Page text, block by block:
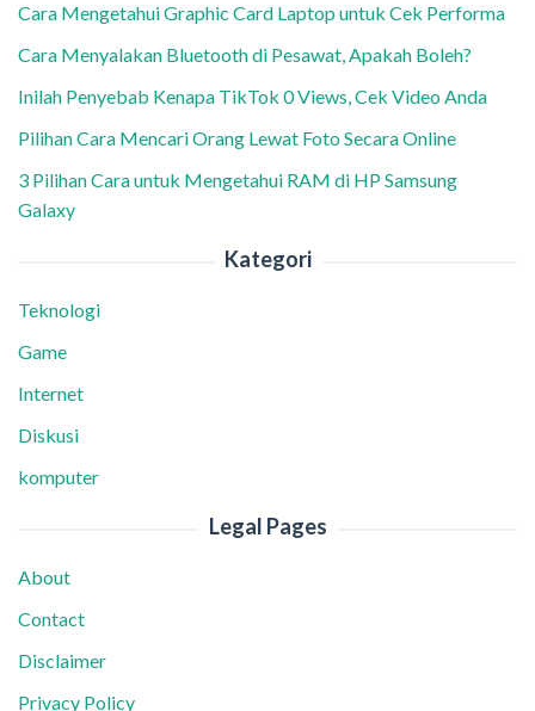
Cara Mengetahui Graphic Card Laptop untuk Cek Performa
Cara Menyalakan Bluetooth di Pesawat, Apakah Boleh?
Inilah Penyebab Kenapa TikTok 0 Views, Cek Video Anda
Pilihan Cara Mencari Orang Lewat Foto Secara Online
3 Pilihan Cara untuk Mengetahui RAM di HP Samsung
Galaxy
Kategori
Teknologi
Game
Internet
Diskusi
komputer
Legal Pages
About
Contact
Disclaimer
Privacy Policy